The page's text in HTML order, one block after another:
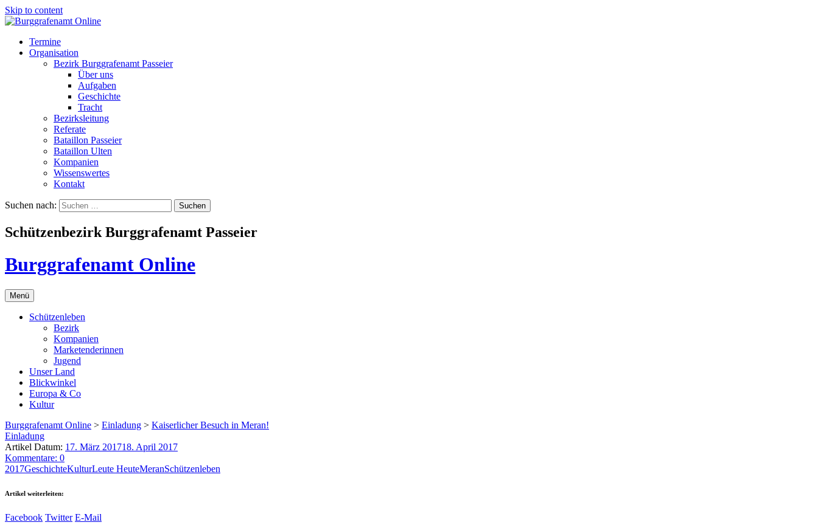
Skip to content
Termine
Organisation
Bezirk Burggrafenamt Passeier
Über uns
Aufgaben
Geschichte
Tracht
Bezirksleitung
Referate
Bataillon Passeier
Bataillon Ulten
Kompanien
Wissenswertes
Kontakt
Suchen nach:
Schützenbezirk Burggrafenamt Passeier
Burggrafenamt Online
Menü
Schützenleben
Bezirk
Kompanien
Marketenderinnen
Jugend
Unser Land
Blickwinkel
Europa & Co
Kultur
Burggrafenamt Online > Einladung > Kaiserlicher Besuch in Meran!
Einladung
Artikel Datum: 17. März 201718. April 2017
Kommentare: 0
2017GeschichteKulturLeute HeuteMeranSchützenleben
Artikel weiterleiten:
Facebook Twitter E-Mail